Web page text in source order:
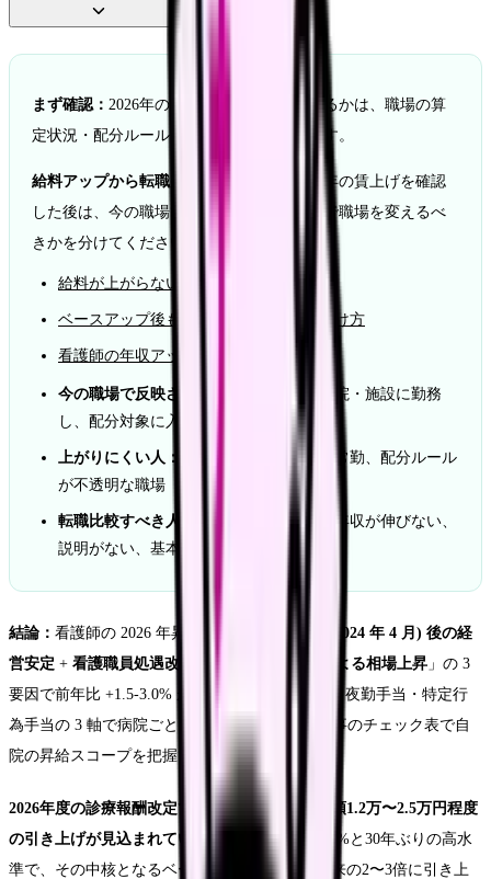
まず確認： 2026年の処遇改善で給料が上がるかは、職場の算
定状況・配分ルール・雇用形態で変わります。
給料アップから転職判断へ進む人へ：
2026年の賃上げを確認
した後は、今の職場で改善できるか、転職で職場を変えるべ
きかを分けてください。
給料が上がらない看護師の転職判断基準
ベースアップ後も給料が低い病院の見分け方
看護師の年収アップ転職ガイド
今の職場で反映される人：
手当対象の病院・施設に勤務
し、配分対象に入っている
上がりにくい人：
小規模クリニック、非常勤、配分ルール
が不透明な職場
転職比較すべき人：
夜勤回数が多いのに年収が伸びない、
説明がない、基本給が低い
結論： 看護師の 2026 年昇給は「
診療報酬改定 (2024 年 4 月) 後の経
営安定 + 看護職員処遇改善評価料 人手不足による相場上昇 」の 3
要因で前年比 +1.5-3.0% が見込まれる。基本給・夜勤手当・特定行
為手当の 3 軸で病院ごとに昇給差が拡大、本記事のチェック表で自
院の昇給スコープを把握できます。
2026年度の診療報酬改定で、看護師の給料は月額1.2万〜2.5万円程度
の引き上げが見込まれています。
改定率は+3.09%と30年ぶりの高水
準で、その中核となるベースアップ評価料は従来の2〜3倍に引き上